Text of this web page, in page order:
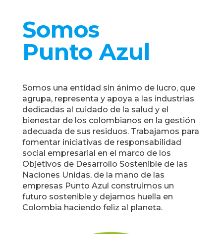
Somos
Punto Azul
Somos una entidad sin ánimo de lucro, que
agrupa, representa y apoya a las industrias
dedicadas al cuidado de la salud y el
bienestar de los colombianos en la gestión
adecuada de sus residuos. Trabajamos para
fomentar iniciativas de responsabilidad
social empresarial en el marco de los
Objetivos de Desarrollo Sostenible de las
Naciones Unidas, de la mano de las
empresas Punto Azul construimos un
futuro sostenible y dejamos huella en
Colombia haciendo feliz al planeta.